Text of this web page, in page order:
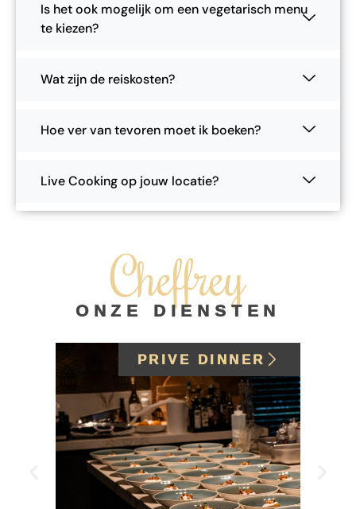
Is het ook mogelijk om een vegetarisch menu
te kiezen?
Wat zijn de reiskosten?
Hoe ver van tevoren moet ik boeken?
Live Cooking op jouw locatie?
Cheffrey
ONZE DIENSTEN
PRIVE DINNER